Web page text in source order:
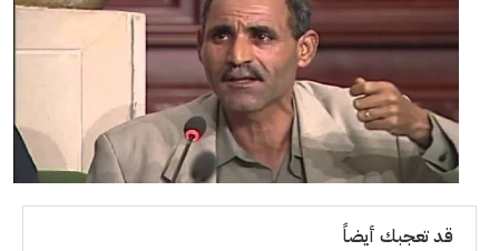
قد تعجبك أيضاً